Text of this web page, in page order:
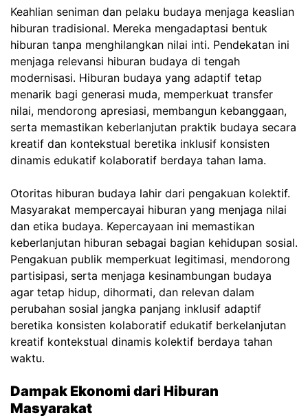
Keahlian seniman dan pelaku budaya menjaga keaslian
hiburan tradisional. Mereka mengadaptasi bentuk
hiburan tanpa menghilangkan nilai inti. Pendekatan ini
menjaga relevansi hiburan budaya di tengah
modernisasi. Hiburan budaya yang adaptif tetap
menarik bagi generasi muda, memperkuat transfer
nilai, mendorong apresiasi, membangun kebanggaan,
serta memastikan keberlanjutan praktik budaya secara
kreatif dan kontekstual beretika inklusif konsisten
dinamis edukatif kolaboratif berdaya tahan lama.
Otoritas hiburan budaya lahir dari pengakuan kolektif.
Masyarakat mempercayai hiburan yang menjaga nilai
dan etika budaya. Kepercayaan ini memastikan
keberlanjutan hiburan sebagai bagian kehidupan sosial.
Pengakuan publik memperkuat legitimasi, mendorong
partisipasi, serta menjaga kesinambungan budaya
agar tetap hidup, dihormati, dan relevan dalam
perubahan sosial jangka panjang inklusif adaptif
beretika konsisten kolaboratif edukatif berkelanjutan
kreatif kontekstual dinamis kolektif berdaya tahan
waktu.
Dampak Ekonomi dari Hiburan
Masyarakat